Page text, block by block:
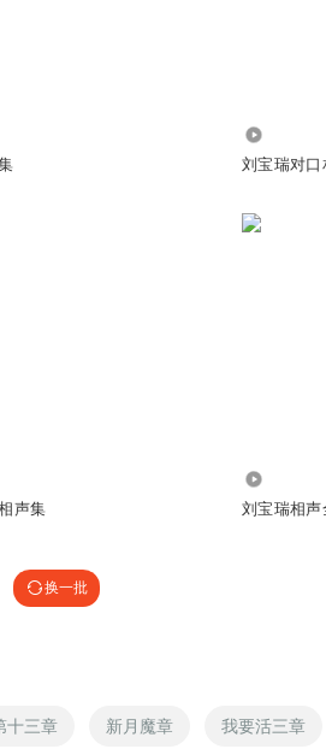
刘宝瑞对口
声集 刘宝瑞相声
换一批
十三章 新月魔章 我要活三章